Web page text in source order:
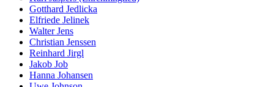
Gotthard Jedlicka
Elfriede Jelinek
Walter Jens
Christian Jenssen
Reinhard Jirgl
Jakob Job
Hanna Johansen